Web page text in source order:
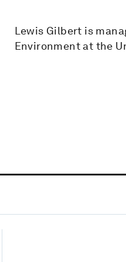
Lewis Gilbert is
Environment at the